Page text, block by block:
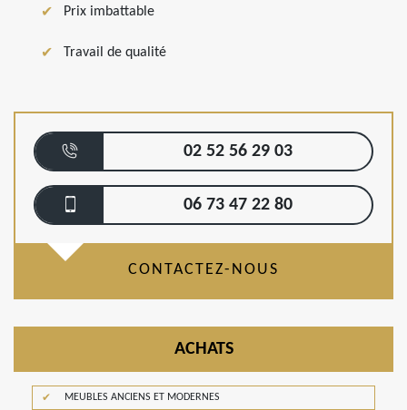
Prix imbattable
Travail de qualité
02 52 56 29 03
06 73 47 22 80
CONTACTEZ-NOUS
ACHATS
MEUBLES ANCIENS ET MODERNES